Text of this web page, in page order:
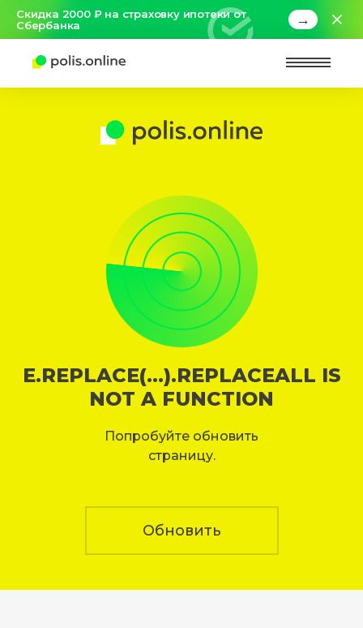
Скидка 2000 ₽ на страховку ипотеки от
Сбербанка
→
E.REPLACE(...).REPLACEALL IS
NOT A FUNCTION
Попробуйте обновить
страницу.
Обновить